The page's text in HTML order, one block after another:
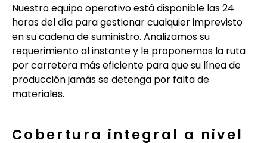
Nuestro equipo operativo está disponible las 24
horas del día para gestionar cualquier imprevisto
en su cadena de suministro. Analizamos su
requerimiento al instante y le proponemos la ruta
por carretera más eficiente para que su línea de
producción jamás se detenga por falta de
materiales.
Cobertura integral a nivel